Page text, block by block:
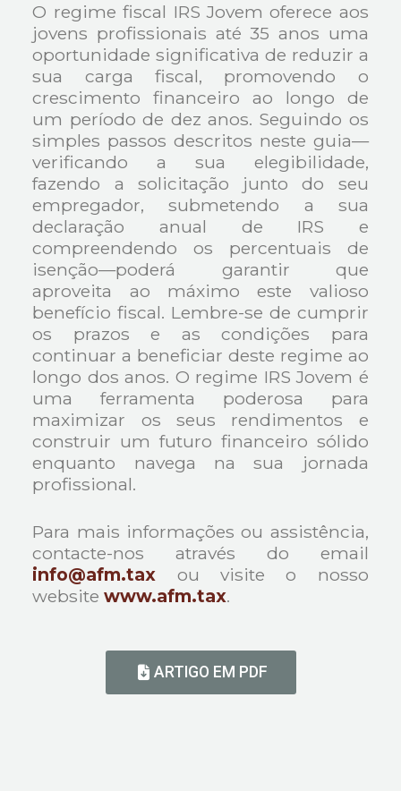
O regime fiscal IRS Jovem oferece aos
jovens profissionais até 35 anos uma
oportunidade significativa de reduzir a
sua carga fiscal, promovendo o
crescimento financeiro ao longo de
um período de dez anos. Seguindo os
simples passos descritos neste guia—
verificando a sua elegibilidade,
fazendo a solicitação junto do seu
empregador, submetendo a sua
declaração anual de IRS e
compreendendo os percentuais de
isenção—poderá garantir que
aproveita ao máximo este valioso
benefício fiscal. Lembre-se de cumprir
os prazos e as condições para
continuar a beneficiar deste regime ao
longo dos anos. O regime IRS Jovem é
uma ferramenta poderosa para
maximizar os seus rendimentos e
construir um futuro financeiro sólido
enquanto navega na sua jornada
profissional.
Para mais informações ou assistência,
contacte-nos através do email
info@afm.tax ou visite o nosso
websitewww.afm.tax.
ARTIGO EM PDF